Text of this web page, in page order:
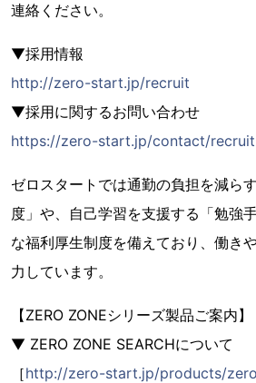
連絡ください。
▼採用情報
http://zero-start.jp/recruit
▼採用に関するお問い合わせ
https://zero-start.jp/contact/recruit
ゼロスタートでは通勤の負担を減ら
度」や、自己学習を支援する「勉強
な福利厚生制度を備えており、働き
力しています。
【ZERO ZONEシリーズ製品ご案内】
▼ ZERO ZONE SEARCHについて
［http://zero-start.jp/products/